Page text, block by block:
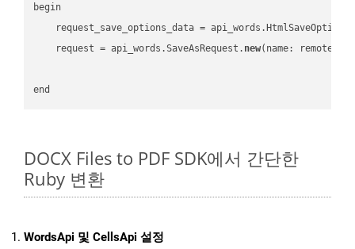
begin
request_save_options_data =
    request = api_words.SaveAsRequest.
new(name:
DOCX Files to PDF SDK에서 간단한
Ruby 변환
WordsApi 및 CellsApi 설정